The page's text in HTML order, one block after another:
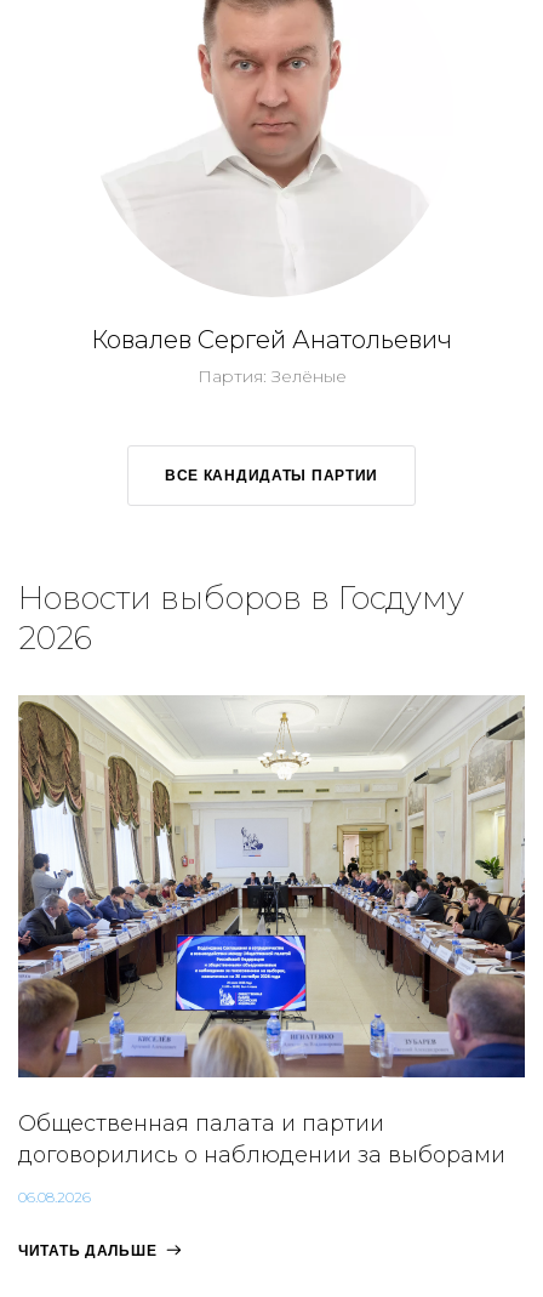
Ковалев Сергей Анатольевич
Партия: Зелёные
ВСЕ КАНДИДАТЫ ПАРТИИ
Новости выборов в Госдуму
2026
Общественная палата и партии
договорились о наблюдении за выборами
06.08.2026
ЧИТАТЬ ДАЛЬШЕ